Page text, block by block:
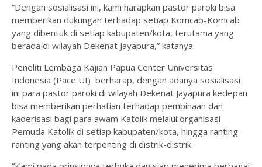
“Dengan sosialisasi ini, kami harapkan pastor paroki bisa
memberikan dukungan terhadap setiap Komcab-Komcab
yang dibentuk di setiap kabupaten/kota, terutama yang
berada di wilayah Dekenat Jayapura,” katanya.
Peneliti Lembaga Kajian Papua Center Universitas
Indonesia (Pace UI) berharap, dengan adanya sosialisasi
ini para pastor paroki di wilayah Dekenat Jayapura kedepan
bisa memberikan perhatian terhadap pembinaan dan
kaderisasi bagi para awam Katolik melalui organisasi
Pemuda Katolik di setiap kabupaten/kota, hingga ranting-
ranting yang akan terpenting di distrik-distrik.